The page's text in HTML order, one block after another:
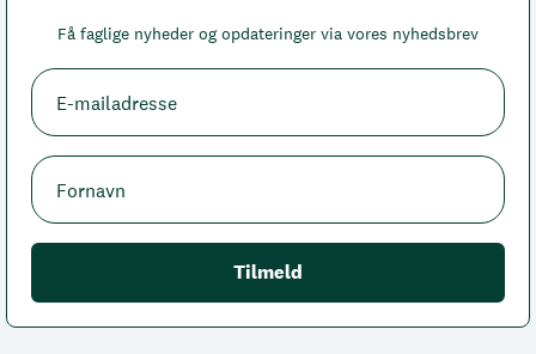
Få faglige nyheder og opdateringer via vores nyhedsbrev